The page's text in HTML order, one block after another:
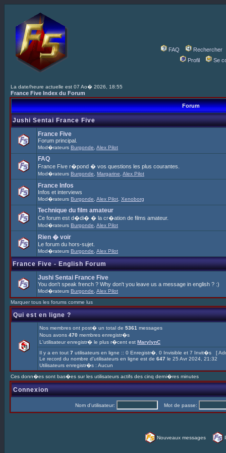
FAQ
Rechercher
Profil
Se
La date/heure actuelle est 07 Ao� 2026, 18:55
France Five Index du Forum
Forum
Jushi Sentai France Five
France Five
Forum principal.
Mod�rateurs Burgonde Alex Pilot
FAQ
France Five r�pond � vos questions les plus courantes.
Mod�rateurs Burgonde Margarine Alex Pilot
France Infos
Infos et interviews
Mod�rateurs Burgonde Alex Pilot Xenoborg
Technique du film amateur
Ce forum est d�di� � la cr�ation de films amateur.
Mod�rateurs Burgonde Alex Pilot
Rien � voir
Le forum du hors-sujet.
Mod�rateurs Burgonde Alex Pilot
France Five - English Forum
Jushi Sentai France Five
You don't speak french ? Why don't you leave us a message in english ? :)
Mod�rateurs Burgonde Alex Pilot
Marquer tous les forums comme lus
Qui est en ligne ?
Nos membres ont post� un total de 5361 messages
Nous avons 470 membres enregistr�s
L'utilisateur enregistr� le plus r�cent est MarylynC
Il y a en tout 7 utilisateurs en ligne :: 0 Enregistr�, 0 Invisible et 7 Invit�s [
Le record du nombre d'utilisateurs en ligne est de 647 le 25 Avr 2024, 21:32
Utilisateurs enregistr�s : Aucun
Ces donn�es sont bas�es sur les utilisateurs actifs des cinq derni�res minutes
Connexion
Nom d'utilisateur: Mot de passe:
Nouveaux messages